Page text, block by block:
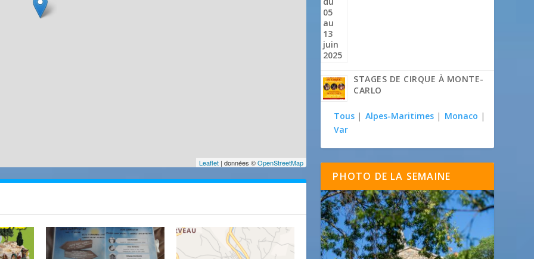
Leaflet | données ©OpenStreetMap
STAGES DE CIRQUE À MONTE-
CARLO
Tous | Alpes-Maritimes | Monaco |
Var
PHOTO DE LA SEMAINE